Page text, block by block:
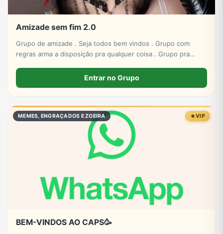
Amizade sem fim 2.0
Grupo de amizade . Seja todos bem vindos . Grupo com
regras arma a disposição pra qualquer coisa . Grupo pra
Entrar no Grupo
MEMES, ENGRAÇADOS E ZOEIRA VIP
BEM-VINDOS AO CAPS🥳